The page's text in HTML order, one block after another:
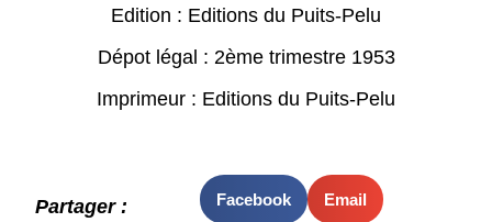
Edition : Editions du Puits-Pelu
Dépot légal : 2ème trimestre 1953
Imprimeur : Editions du Puits-Pelu
Partager : Facebook Email